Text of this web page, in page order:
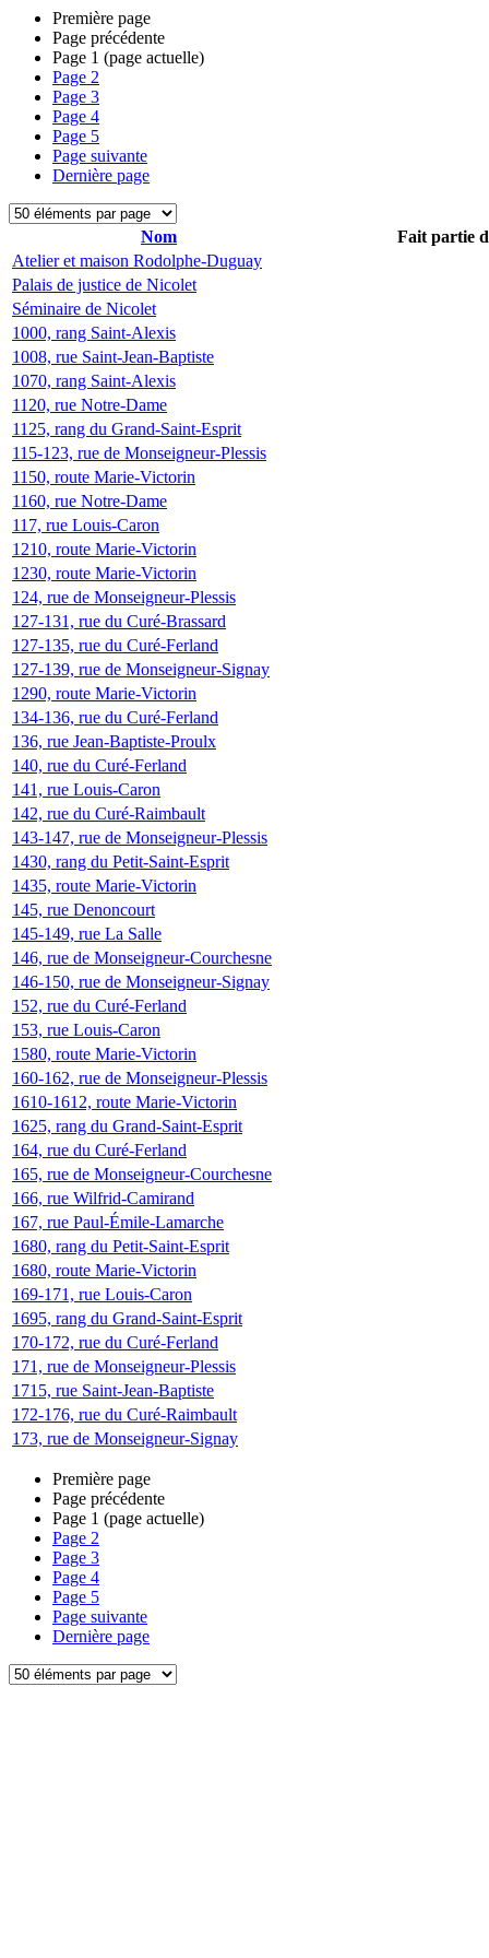
Première page
Page précédente
Page 1 (page actuelle)
Page 2
Page 3
Page 4
Page 5
Page suivante
Dernière page
Nom
Fait partie
Atelier et maison Rodolphe-Duguay
Palais de justice de Nicolet
Séminaire de Nicolet
1000, rang Saint-Alexis
1008, rue Saint-Jean-Baptiste
1070, rang Saint-Alexis
1120, rue Notre-Dame
1125, rang du Grand-Saint-Esprit
115-123, rue de Monseigneur-Plessis
1150, route Marie-Victorin
1160, rue Notre-Dame
117, rue Louis-Caron
1210, route Marie-Victorin
1230, route Marie-Victorin
124, rue de Monseigneur-Plessis
127-131, rue du Curé-Brassard
127-135, rue du Curé-Ferland
127-139, rue de Monseigneur-Signay
1290, route Marie-Victorin
134-136, rue du Curé-Ferland
136, rue Jean-Baptiste-Proulx
140, rue du Curé-Ferland
141, rue Louis-Caron
142, rue du Curé-Raimbault
143-147, rue de Monseigneur-Plessis
1430, rang du Petit-Saint-Esprit
1435, route Marie-Victorin
145, rue Denoncourt
145-149, rue La Salle
146, rue de Monseigneur-Courchesne
146-150, rue de Monseigneur-Signay
152, rue du Curé-Ferland
153, rue Louis-Caron
1580, route Marie-Victorin
160-162, rue de Monseigneur-Plessis
1610-1612, route Marie-Victorin
1625, rang du Grand-Saint-Esprit
164, rue du Curé-Ferland
165, rue de Monseigneur-Courchesne
166, rue Wilfrid-Camirand
167, rue Paul-Émile-Lamarche
1680, rang du Petit-Saint-Esprit
1680, route Marie-Victorin
169-171, rue Louis-Caron
1695, rang du Grand-Saint-Esprit
170-172, rue du Curé-Ferland
171, rue de Monseigneur-Plessis
1715, rue Saint-Jean-Baptiste
172-176, rue du Curé-Raimbault
173, rue de Monseigneur-Signay
Première page
Page précédente
Page 1 (page actuelle)
Page 2
Page 3
Page 4
Page 5
Page suivante
Dernière page